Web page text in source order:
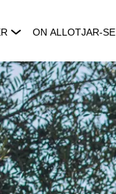
ON ALLOTJAR-SE